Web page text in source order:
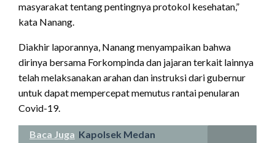
masyarakat tentang pentingnya protokol kesehatan,”
kata Nanang.
Diakhir laporannya, Nanang menyampaikan bahwa
dirinya bersama Forkompinda dan jajaran terkait lainnya
telah melaksanakan arahan dan instruksi dari gubernur
untuk dapat mempercepat memutus rantai penularan
Covid-19.
Baca Juga Kapolsek Medan